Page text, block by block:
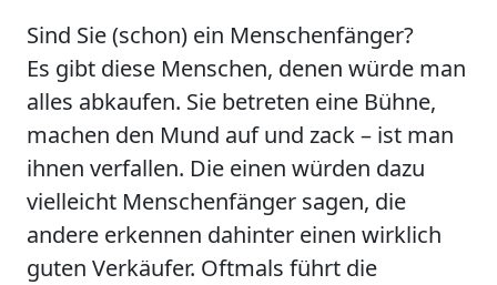
Sind Sie (schon) ein Menschenfänger?
Es gibt diese Menschen, denen würde man
alles abkaufen. Sie betreten eine Bühne,
machen den Mund auf und zack – ist man
ihnen verfallen. Die einen würden dazu
vielleicht Menschenfänger sagen, die
andere erkennen dahinter einen wirklich
guten Verkäufer. Oftmals führt die